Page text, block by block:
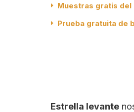
Muestras gratis del
Prueba gratuita de
Estrella levante